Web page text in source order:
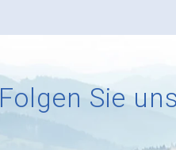
Folgen Sie